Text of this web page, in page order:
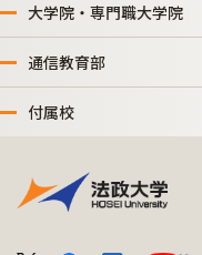
大学院・専門職大学院
通信教育部
付属校